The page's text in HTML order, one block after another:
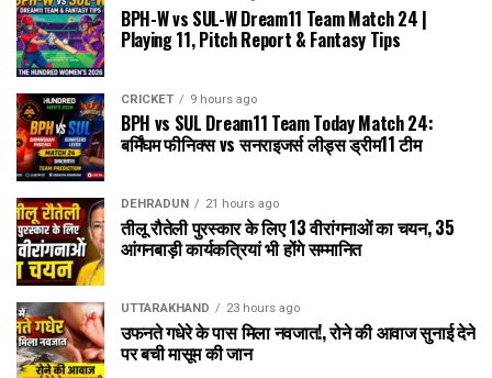
BPH-W vs SUL-W Dream11 Team Match 24 |
Playing 11, Pitch Report & Fantasy Tips
CRICKET 9 hours ago
BPH vs SUL Dream11 Team Today Match 24:
बर्मिंघम फीनिक्स vs सनराइजर्स लीड्स ड्रीम11 टीम
DEHRADUN 21 hours ago
तीलू रौतेली पुरस्कार के लिए 13 वीरांगनाओं का चयन, 35
आंगनबाड़ी कार्यकत्रियां भी होंगे सम्मानित
UTTARAKHAND 23 hours ago
उफनते गधेरे के पास मिला नवजात!, रोने की आवाज सुनाई देने
पर बची मासूम की जान